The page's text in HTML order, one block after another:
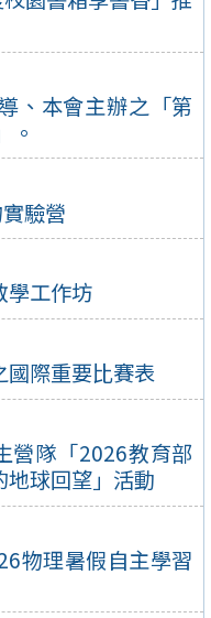
、本會主辦之「第
。
驗營
學工作坊
際重要比賽表
營隊「2026教育部
球回望」活動
物理暑假自主學習